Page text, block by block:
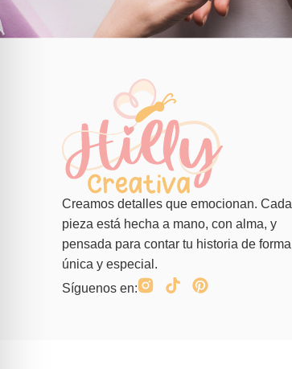
Creamos detalles que emocionan. Cada
pieza está hecha a mano, con alma, y
pensada para contar tu historia de forma
única y especial.
Síguenos en: